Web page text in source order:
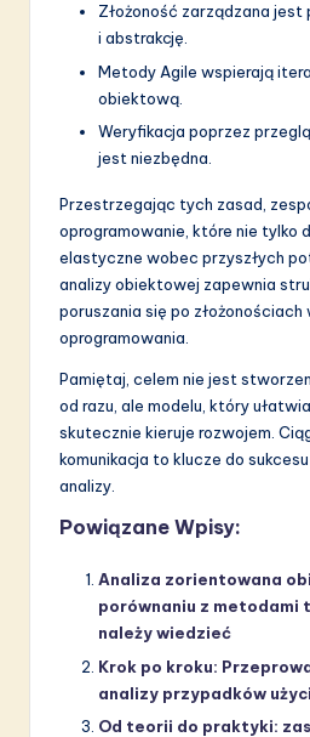
Złożoność zarządzana jest
i abstrakcję.
Metody Agile wspierają
obiektową.
Weryfikacja poprzez
jest niezbędna.
Przestrzegając tych zasad,
oprogramowanie, które nie tylko
elastyczne wobec przyszłych
analizy obiektowej zapewnia
poruszania się po złożonościach
oprogramowania.
Pamiętaj, celem nie jest
od razu, ale modelu, który
skutecznie kieruje rozwojem.
komunikacja to klucze do
analizy.
Powiązane Wpisy:
Analiza zorientowana
porównaniu z metodami
należy wiedzieć
Krok po kroku:
analizy przypadków
Od teorii do praktyki: